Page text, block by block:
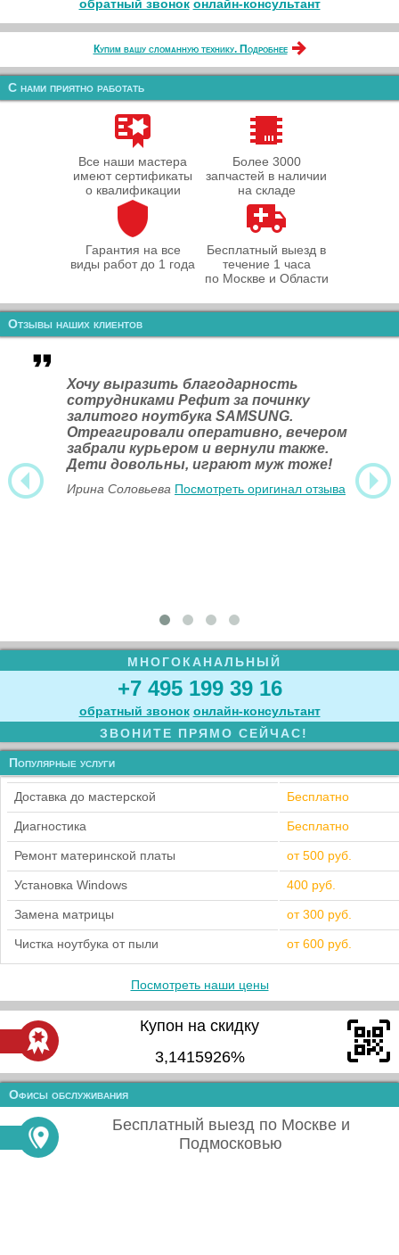
обратный звонок онлайн‑консультант
Купим вашу сломанную технику. Подробнее
С нами приятно работать
Все наши мастера
имеют сертификаты
о квалификации
Более 3000
запчастей в наличии
на складе
Гарантия на все
виды работ до 1 года
Бесплатный выезд в
течение 1 часа
по Москве и Области
Отзывы наших клиентов
Хочу выразить благодарность
сотрудниками Рефит за починку
залитого ноутбука SAMSUNG.
Отреагировали оперативно, вечером
забрали курьером и вернули также.
Дети довольны, играют муж тоже!
Ирина Соловьева Посмотреть оригинал отзыва
МНОГОКАНАЛЬНЫЙ
+7 495 199 39 16
обратный звонок онлайн‑консультант
ЗВОНИТЕ ПРЯМО СЕЙЧАС!
Популярные услуги
Доставка до мастерской Бесплатно
Диагностика Бесплатно
Ремонт материнской платы от 500 руб.
Установка Windows 400 руб.
Замена матрицы от 300 руб.
Чистка ноутбука от пыли от 600 руб.
Посмотреть наши цены
Купон на скидку
3,1415926%
Офисы обслуживания
Бесплатный выезд по Москве и
Подмосковью